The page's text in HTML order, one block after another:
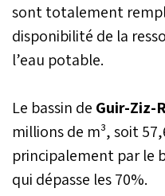
sont totalement
disponibilité de la
l’eau potable.
Le bassin de Guir-Ziz-
millions de m³, soit
principalement par le
qui dépasse les 70%.